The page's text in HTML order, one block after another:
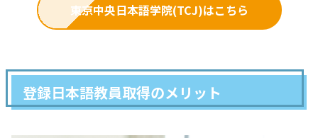
東京中央日本語学院(TCJ)はこちら
登録日本語教員取得のメリット